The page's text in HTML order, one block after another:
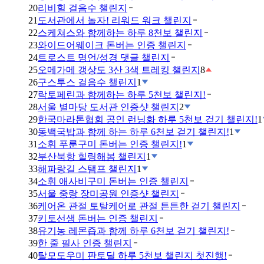
20리비힐 걸음수 챌린지
21 도서관에서 놀자! 리워드 워크 챌린지
22스케쳐스와 함께하는 하루 8천보 챌린지
23와이드어웨이크 돈버는 인증 챌린지
24트로스트 명언/성경 댓글 챌린지
25오메가메 갱상도 3산 3색 트레킹 챌린지 8
26구스투스 걸음수 챌린지 1
27락토페린과 함께하는 하루 5천보 챌린지!
28서울 별마당 도서관 인증샷 챌린지 2
29한국마라톤협회 공인 런닝화 하루 5천보 걷기 챌린지!1
30동백국밥과 함께 하는 하루 6천보 걷기 챌린지!1
31 소휘 푸룬구미 돈버는 인증 챌린지!1
32부산북항 힐링해봄 챌린지 1
33해파랑길 스탬프 챌린지 1
34소휘 애사비구미 돈버는 인증 챌린지
35서울 중랑 장미공원 인증샷 챌린지
36케어온 관절 토탈케어로 관절 튼튼한 걷기 챌린지
37키토선생 돈버는 인증 챌린지
38유기농 레몬즙과 함께 하루 6천보 걷기 챌린지!
39한 줄 필사 인증 챌린지
40탈모도우미 판토딜 하루 5천보 챌린지 첫진행!